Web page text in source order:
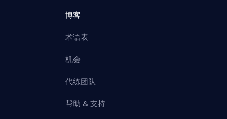
博客
术语表
机会
代练团队
帮助 & 支持